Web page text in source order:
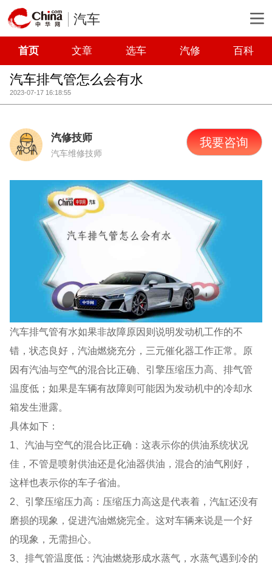
汽车
首页 文章 选车 汽修 百科
汽车排气管怎么会有水
2023-07-17 16:18:55
汽修技师
汽车维修技师
我要咨询
汽车排气管有水如果非故障原因则说明发动机工作的不
错，状态良好，汽油燃烧充分，三元催化器工作正常。原
因有汽油与空气的混合比正确、引擎压缩压力高、排气管
温度低；如果是车辆有故障则可能因为发动机中的冷却水
箱发生泄露。
具体如下：
1、汽油与空气的混合比正确：这表示你的供油系统状况
佳，不管是喷射供油还是化油器供油，混合的油气刚好，
这样也表示你的车子省油。
2、引擎压缩压力高：压缩压力高这是代表着，汽缸还没有
磨损的现象，促进汽油燃烧完全。这对车辆来说是一个好
的现象，无需担心。
3、排气管温度低：汽油燃烧形成水蒸气，水蒸气遇到冷的